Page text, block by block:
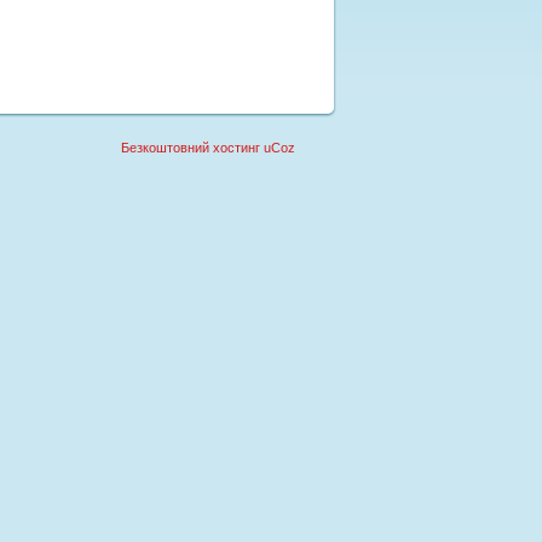
Безкоштовний хостинг uCoz